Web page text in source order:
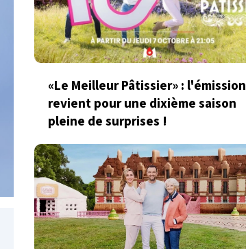
«Le Meilleur Pâtissier» : l'émission
revient pour une dixième saison
pleine de surprises !